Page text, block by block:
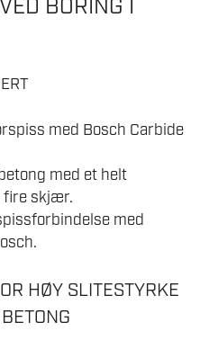
BORING I
med Bosch Carbide
med et helt
fire skjær.
med
HØY SLITESTYRKE